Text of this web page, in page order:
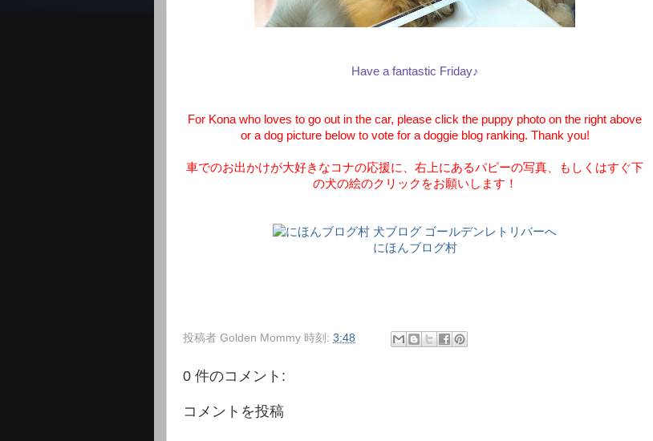
Have a fantastic Friday♪
For Kona who loves to go out in the car, please click the puppy photo on the right above
or a dog picture below to vote for a doggie blog ranking. Thank you!
車でのお出かけが大好きなコナの応援に、右上にあるパピーの写真、もしくはすぐ下
の犬の絵のクリックをお願いします！
にほんブログ村
投稿者 Golden Mommy 時刻: 3:48
0 件のコメント:
コメントを投稿